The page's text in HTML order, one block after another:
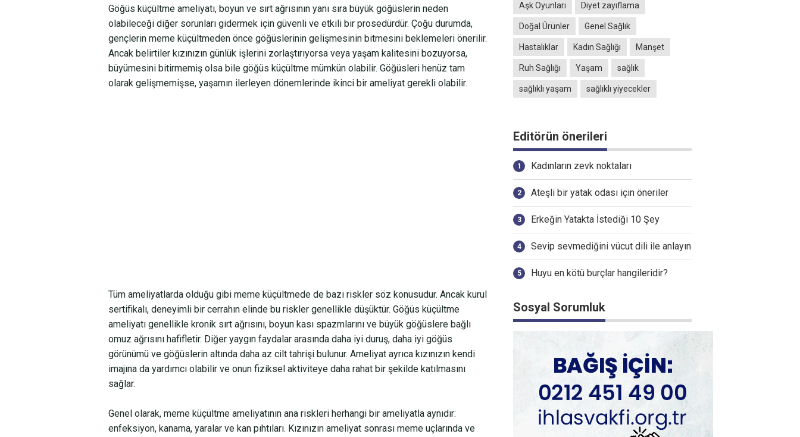
Göğüs küçültme ameliyatı, boyun ve sırt ağrısının yanı sıra büyük göğüslerin neden
olabileceği diğer sorunları gidermek için güvenli ve etkili bir prosedürdür. Çoğu durumda,
gençlerin meme küçültmeden önce göğüslerinin gelişmesinin bitmesini beklemeleri önerilir.
Ancak belirtiler kızınızın günlük işlerini zorlaştırıyorsa veya yaşam kalitesini bozuyorsa,
büyümesini bitirmemiş olsa bile göğüs küçültme mümkün olabilir. Göğüsleri henüz tam
olarak gelişmemişse, yaşamın ilerleyen dönemlerinde ikinci bir ameliyat gerekli olabilir.
Tüm ameliyatlarda olduğu gibi meme küçültmede de bazı riskler söz konusudur. Ancak kurul
sertifikalı, deneyimli bir cerrahın elinde bu riskler genellikle düşüktür. Göğüs küçültme
ameliyatı genellikle kronik sırt ağrısını, boyun kası spazmlarını ve büyük göğüslere bağlı
omuz ağrısını hafifletir. Diğer yaygın faydalar arasında daha iyi duruş, daha iyi göğüs
görünümü ve göğüslerin altında daha az cilt tahrişi bulunur. Ameliyat ayrıca kızınızın kendi
imajına da yardımcı olabilir ve onun fiziksel aktiviteye daha rahat bir şekilde katılmasını
sağlar.
Genel olarak, meme küçültme ameliyatının ana riskleri herhangi bir ameliyatla aynıdır:
enfeksiyon, kanama, yaralar ve kan pıhtıları. Kızınızın ameliyat sonrası meme uçlarında ve
Aşk Oyunları Diyet zayıflama
Doğal Ürünler Genel Sağlık
Hastalıklar Kadın Sağlığı Manşet
Ruh Sağlığı Yaşam sağlık
sağlıklı yaşam sağlıklı yiyecekler
Editörün önerileri
Kadınların zevk noktaları
Ateşli bir yatak odası için öneriler
Erkeğin Yatakta İstediği 10 Şey
Sevip sevmediğini vücut dili ile anlayın
Huyu en kötü burçlar hangileridir?
Sosyal Sorumluk